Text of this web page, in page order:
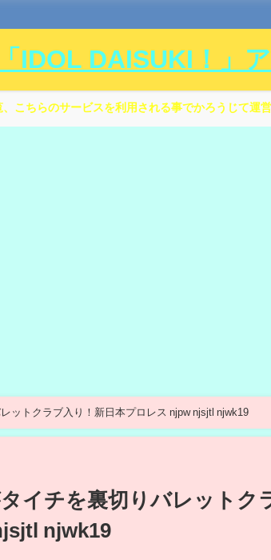
IDOL DAISUKI！」
こちらのサービスを利用される事でかろうじて運
衝撃走る！SANADAがタイチを裏切りバレットクラブ入り！新日本プロレス njpw njsjtl njwk19
イチを裏切りバレットク
njwk19